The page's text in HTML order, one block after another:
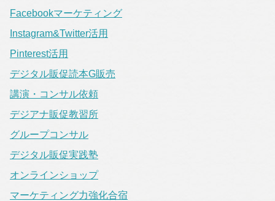
Facebookマーケティング
Instagram&Twitter活用
Pinterest活用
デジタル販促読本G販売
講演・コンサル依頼
デジアナ販促教習所
グループコンサル
デジタル販促実践塾
オンラインショップ
マーケティング力強化合宿